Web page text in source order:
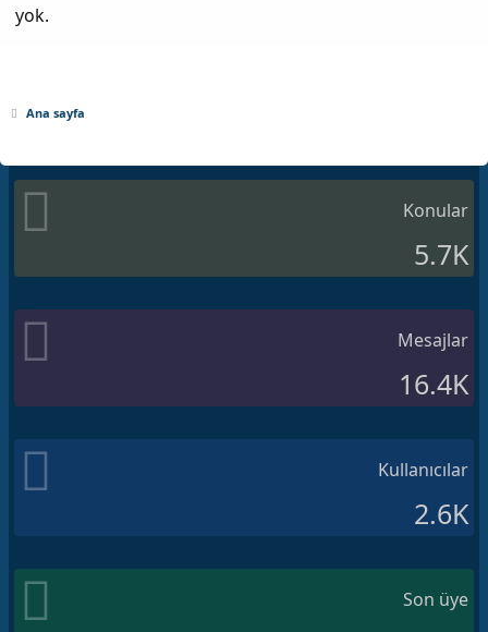
yok.
Ana sayfa
Konular
5.7K
Mesajlar
16.4K
Kullanıcılar
2.6K
Son üye